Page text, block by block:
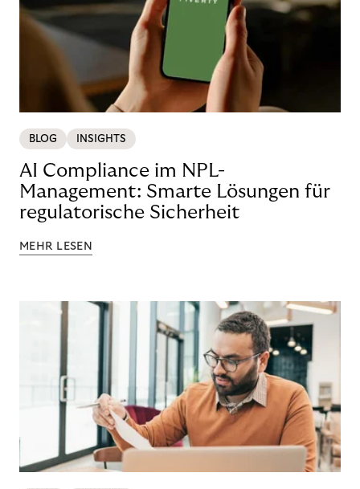
BLOG INSIGHTS
AI Compliance im NPL-
Management: Smarte Lösungen für
regulatorische Sicherheit
MEHR LESEN